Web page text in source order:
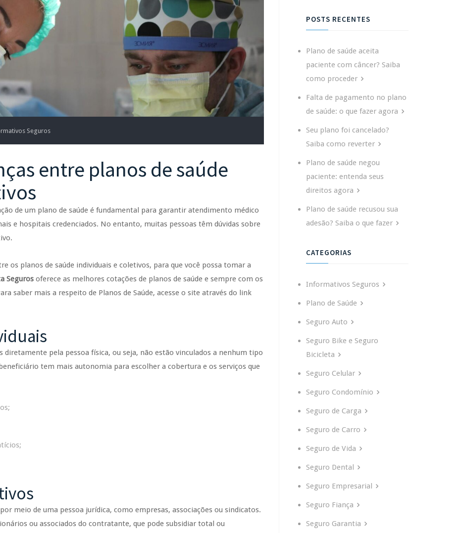
Seguros
entre planos de saúde
de um plano de saúde é fundamental para garantir atendimento médico
e hospitais credenciados. No entanto, muitas pessoas têm dúvidas sobre
os planos de saúde individuais e coletivos, para que você possa tomar a
Seguros oferece as melhores cotações de planos de saúde e sempre com os
saber mais a respeito de Planos de Saúde, acesse o site através do link
diretamente pela pessoa física, ou seja, não estão vinculados a nenhum tipo
tem mais autonomia para escolher a cobertura e os serviços que
meio de uma pessoa jurídica, como empresas, associações ou sindicatos.
ou associados do contratante, que pode subsidiar total ou
POSTS RECENTES
Plano de saúde aceita
paciente com câncer? Saiba
como proceder
Falta de pagamento no plano
de saúde: o que fazer agora
Seu plano foi cancelado?
Saiba como reverter
Plano de saúde negou
paciente: entenda seus
direitos agora
Plano de saúde recusou sua
adesão? Saiba o que fazer
CATEGORIAS
Informativos Seguros
Plano de Saúde
Seguro Auto
Seguro Bike e Seguro
Bicicleta
Seguro Celular
Seguro Condomínio
Seguro de Carga
Seguro de Carro
Seguro de Vida
Seguro Dental
Seguro Empresarial
Seguro Fiança
Seguro Garantia